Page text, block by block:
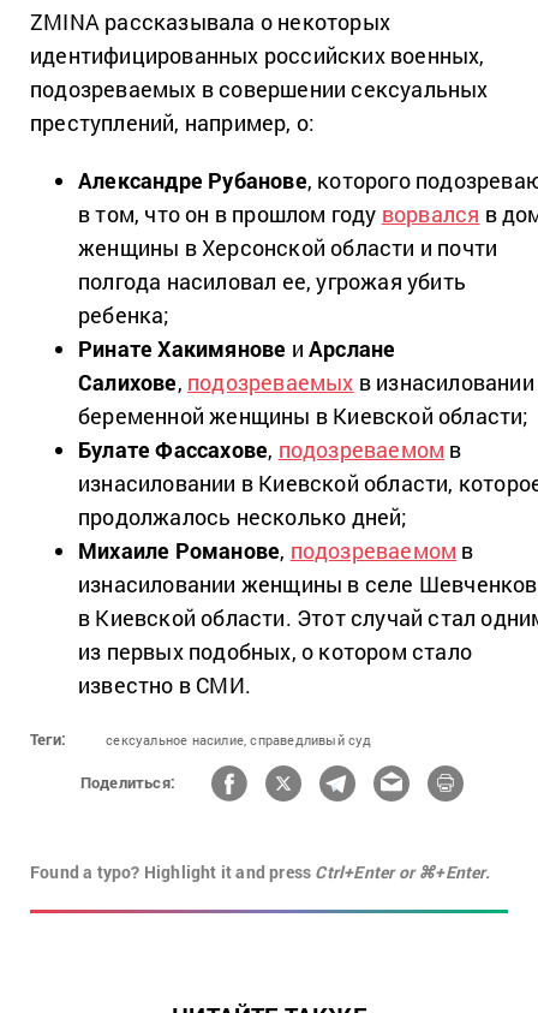
ZMINA рассказывала о некоторых
идентифицированных российских военных,
подозреваемых в совершении сексуальных
преступлений, например, о:
Александре Рубанове, которого
в том, что он в прошлом году ворвался в
женщины в Херсонской области и почти
полгода насиловал ее, угрожая убить
ребенка;
Ринате Хакимянове иАрслане
Салихове, подозреваемых в изнасиловании
беременной женщины в Киевской области;
Булате Фассахове, подозреваемом в
изнасиловании в Киевской области,
продолжалось несколько дней;
Михаиле Романове, подозреваемом в
изнасиловании женщины в селе
в Киевской области. Этот случай стал
из первых подобных, о котором стало
известно в СМИ.
Теги: сексуальное насилие, справедливый суд
Поделиться:
Found a typo? Highlight it and press Ctrl+Enter or ⌘+Enter.